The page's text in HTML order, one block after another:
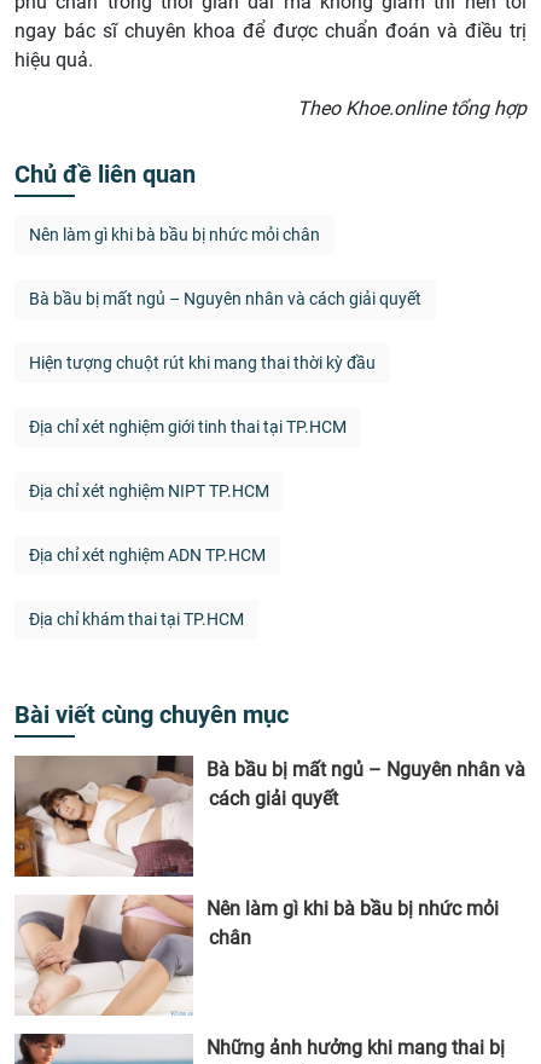
ngay bác sĩ chuyên khoa để được chuẩn đoán và điều trị
hiệu quả.
Theo Khoe.online tổng hợp
Chủ đề liên quan
Nên làm gì khi bà bầu bị nhức mỏi chân
Bà bầu bị mất ngủ – Nguyên nhân và cách giải quyết
Hiện tượng chuột rút khi mang thai thời kỳ đầu
Địa chỉ xét nghiệm giới tinh thai tại TP.HCM
Địa chỉ xét nghiệm NIPT TP.HCM
Địa chỉ xét nghiệm ADN TP.HCM
Địa chỉ khám thai tại TP.HCM
Bài viết cùng chuyên mục
Bà bầu bị mất ngủ – Nguyên nhân và
cách giải quyết
Nên làm gì khi bà bầu bị nhức mỏi
chân
Những ảnh hưởng khi mang thai bị